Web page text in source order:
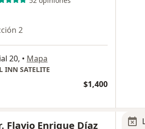
2
20, • Mapa
INN SATELITE
$1,400
Flavio Enrique Díaz